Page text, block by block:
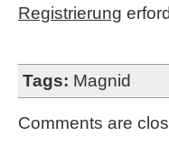
Registrierung
Tags: Magnid
Comments are